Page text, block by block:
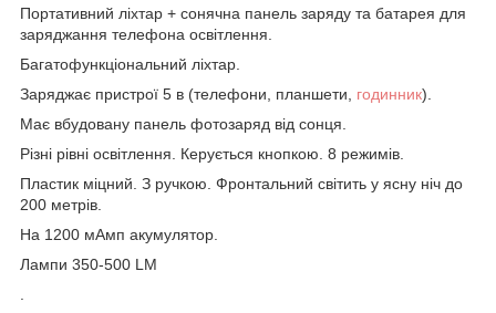
Портативний ліхтар + сонячна панель заряду та батарея для
заряджання телефона освітлення.
Багатофункціональний ліхтар.
Заряджає пристрої 5 в (телефони, планшети, годинник).
Має вбудовану панель фотозаряд від сонця.
Різні рівні освітлення. Керується кнопкою. 8 режимів.
Пластик міцний. З ручкою. Фронтальний світить у ясну ніч до
200 метрів.
На 1200 мАмп акумулятор.
Лампи 350-500 LM